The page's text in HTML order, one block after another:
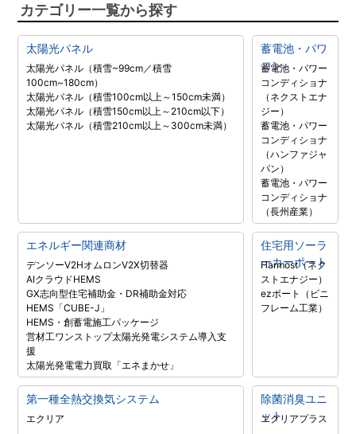
カテゴリー一覧から探す
太陽光パネル
太陽光パネル（積雪~99cm／積雪
100cm~180cm）
太陽光パネル（積雪100cm以上～150cm未満）
太陽光パネル（積雪150cm以上～210cm以下）
太陽光パネル（積雪210cm以上～300cm未満）
蓄電池・パワ
コン
蓄電池・パワー
コンディショナ
（ネクストエナ
ジー）
蓄電池・パワー
コンディショナ
（ハンファジャ
パン）
蓄電池・パワー
コンディショナ
（長州産業）
エネルギー関連商材
デンソーV2HオムロンV2X切替器
AIクラウドHEMS
GX志向型住宅補助金・DR補助金対応
HEMS「CUBE-J」
HEMS・創蓄電施工パッケージ
営材工ワンストップ太陽光発電システム導入支
援
太陽光発電電力買取「エネまかせ」
住宅用ソーラ
ーカーポート
Harmost（ネク
ストエナジー）
ezポート（ビニ
フレーム工業）
第一種全熱交換気システム
エクリア
除菌消臭ユニ
ット
エクリアプラス